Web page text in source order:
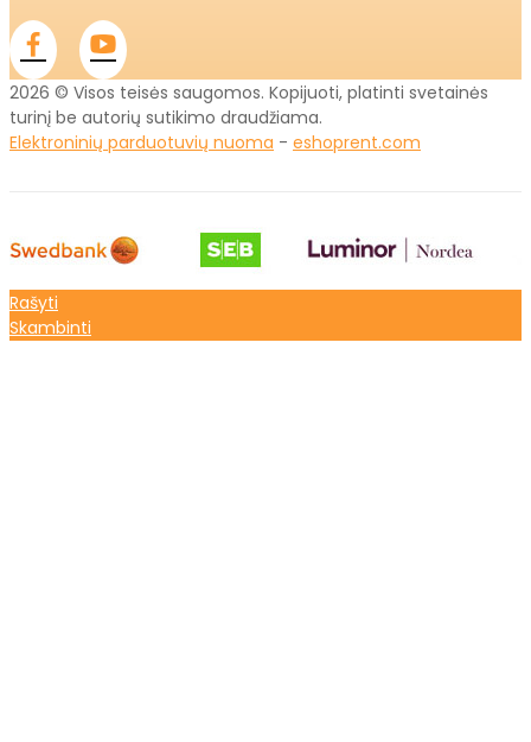
2026 © Visos teisės saugomos. Kopijuoti, platinti svetainės
turinį be autorių sutikimo draudžiama.
Elektroninių parduotuvių nuoma - eshoprent.com
Rašyti
Skambinti